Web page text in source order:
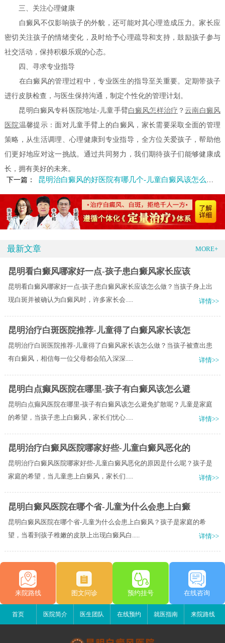
三、关注心理健康
白癜风不仅影响孩子的外貌，还可能对其心理造成压力。家长应
密切关注孩子的情绪变化，及时给予心理疏导和支持，鼓励孩子参与
社交活动，保持积极乐观的心态。
四、寻求专业指导
在白癜风的管理过程中，专业医生的指导至关重要。定期带孩子
进行皮肤检查，与医生保持沟通，制定个性化的管理计划。
昆明白癜风专科医院地址-儿童手臂白癜风怎样治疗 ？云南白癜风
医院温馨提示：面对儿童手臂上的白癜风，家长需要采取全面的管理
策略，从生活调理、心理健康到专业指导，全方位关爱孩子，帮助他
们更好地应对这一挑战。通过共同努力，我们期待孩子们能够健康成
长，拥有美好的未来。
下一篇：
昆明治白癜风的好医院有哪几个-儿童白癜风该怎么用药
最新文章 MORE+
昆明看白癜风哪家好一点-孩子患白癜风家长应该
昆明看白癜风哪家好一点-孩子患白癜风家长应该怎么做？当孩子身上出
现白斑并被确认为白癜风时，许多家长会.....
详情>>
昆明治疗白斑医院推荐-儿童得了白癜风家长该怎
昆明治疗白斑医院推荐-儿童得了白癜风家长该怎么做？当孩子被查出患
有白癜风，相信每一位父母都会陷入深深.....
详情>>
昆明白点癫风医院在哪里-孩子有白癜风该怎么避
昆明白点癫风医院在哪里-孩子有白癜风该怎么避免扩散呢？儿童是家庭
的希望，当孩子患上白癜风，家长们忧心.....
详情>>
昆明治疗白癜风医院哪家好些-儿童白癜风恶化的
昆明治疗白癜风医院哪家好些-儿童白癜风恶化的原因是什么呢？孩子是
家庭的希望，当儿童患上白癜风，家长们.....
详情>>
昆明白癜风医院在哪个省-儿童为什么会患上白癜
昆明白癜风医院在哪个省-儿童为什么会患上白癜风？孩子是家庭的希
望，当看到孩子稚嫩的皮肤上出现白癜风白.....
详情>>
来院路线 图文问诊 预约挂号 在线咨询
首页 医院简介 医生团队 在线预约 就医指南 来院路线